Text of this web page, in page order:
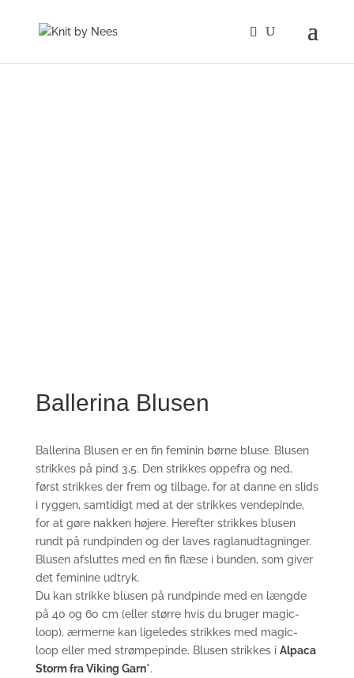
Ballerina Blusen
Ballerina Blusen er en fin feminin børne bluse. Blusen
strikkes på pind 3,5. Den strikkes oppefra og ned,
først strikkes der frem og tilbage, for at danne en slids
i ryggen, samtidigt med at der strikkes vendepinde,
for at gøre nakken højere. Herefter strikkes blusen
rundt på rundpinden og der laves raglanudtagninger.
Blusen afsluttes med en fin flæse i bunden, som giver
det feminine udtryk.
Du kan strikke blusen på rundpinde med en længde
på 40 og 60 cm (eller større hvis du bruger magic-
loop), ærmerne kan ligeledes strikkes med magic-
loop eller med strømpepinde. Blusen strikkes i Alpaca
Storm fra Viking Garn*.